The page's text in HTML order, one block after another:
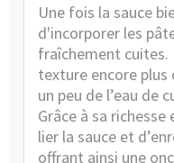
Une fois la sauce
d'incorporer les
fraîchement cuites.
texture encore plus
un peu de l’eau de
Grâce à sa
lier la sauce et
offrant ainsi une